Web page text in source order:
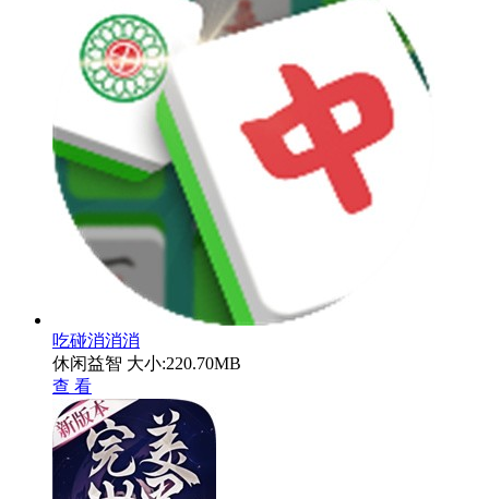
吃碰消消消
休闲益智 大小:220.70MB
查 看